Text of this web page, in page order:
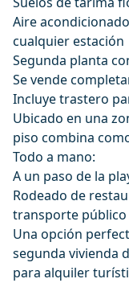
Aire
cualquier estación
Segunda planta
Se vende
Incluye trastero
Ubicado en una
piso combina
Todo a mano:
A un paso de la
Rodeado de
transporte público
Una opción
segunda vivienda
para alquiler